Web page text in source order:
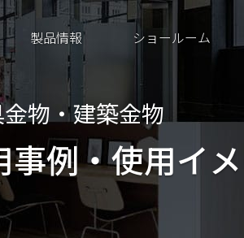
製品情報 ショールーム
物・建築金物
事例・使用イ